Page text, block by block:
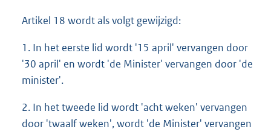
Artikel 18 wordt als volgt gewijzigd:
1. In het eerste lid wordt '15 april' vervangen door
'30 april' en wordt 'de Minister' vervangen door 'de
minister'.
2. In het tweede lid wordt 'acht weken' vervangen
door 'twaalf weken', wordt 'de Minister' vervangen